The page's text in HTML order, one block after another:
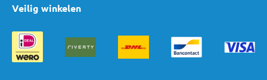
Veilig winkelen